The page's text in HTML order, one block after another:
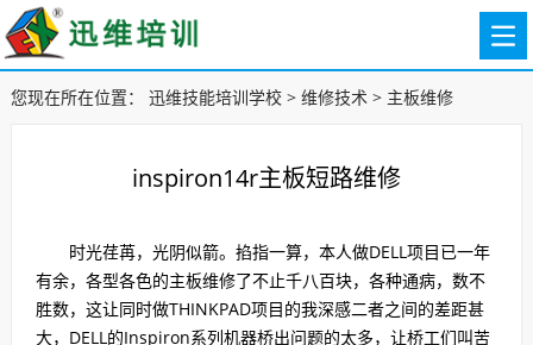
您现在所在位置： 迅维技能培训学校> 维修技术> 主板维修
inspiron14r主板短路维修
时光荏苒，光阴似箭。掐指一算，本人做DELL项目已一年
有余，各型各色的主板维修了不止千八百块，各种通病，数不
胜数，这让同时做THINKPAD项目的我深感二者之间的差距甚
大，DELL的Inspiron系列机器桥出问题的太多，让桥工们叫苦